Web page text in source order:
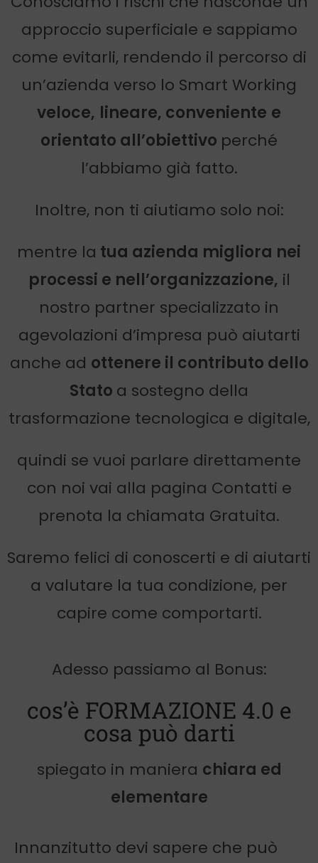
approccio superficiale e sappiamo
come evitarli, rendendo il percorso di
un’azienda verso lo Smart Working
veloce, lineare, conveniente e
orientato all’obiettivo perché
l’abbiamo già fatto.
Inoltre, non ti aiutiamo solo noi:
mentre la tua azienda migliora nei
processi e nell’organizzazione, il
nostro partner specializzato in
agevolazioni d’impresa può aiutarti
anche ad ottenere il contributo dello
Stato a sostegno della
trasformazione tecnologica e digitale,
quindi se vuoi parlare direttamente
con noi vai alla pagina Contatti e
prenota la chiamata Gratuita.
Saremo felici di conoscerti e di aiutarti
a valutare la tua condizione, per
capire come comportarti.
Adesso passiamo al Bonus:
cos’è FORMAZIONE 4.0 e
cosa può darti
spiegato in maniera chiara ed
elementare
Innanzitutto devi sapere che può